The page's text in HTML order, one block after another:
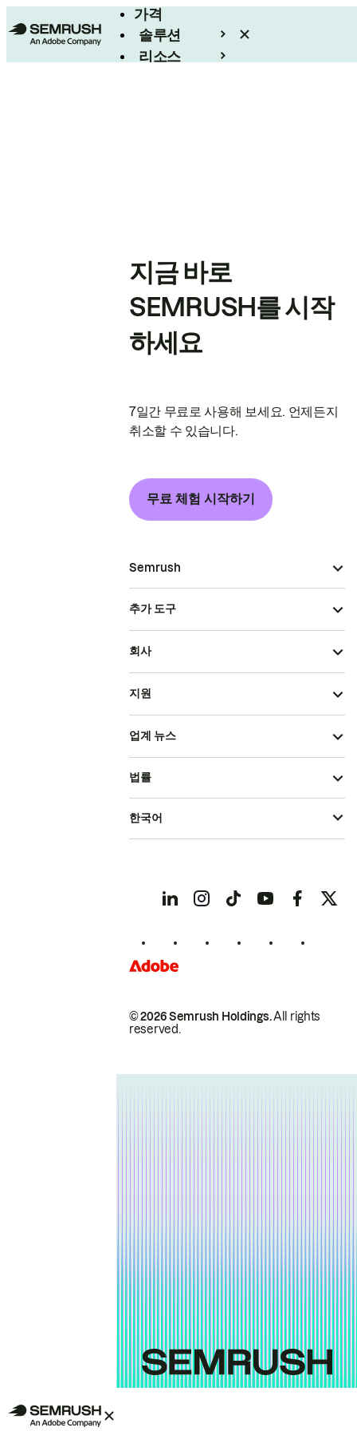
가격
솔루션
리소스
지금 바로
SEMRUSH를 시작
하세요
7일간 무료로 사용해 보세요. 언제든지
취소할 수 있습니다.
무료 체험 시작하기
Semrush
추가 도구
회사
지원
업계 뉴스
© 2026 Semrush Holdings.All rights
reserved.
법률
한국어